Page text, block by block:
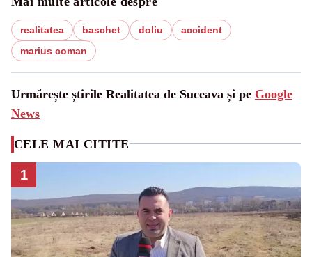
realitatea baschet doliu
accident
marius coman
Urmărește știrile Realitatea de Suceava și pe Google
News
CELE MAI CITITE
1